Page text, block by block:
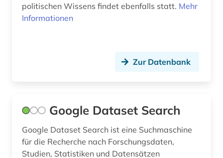
angewandte wissenschaften (1)
ansichtspostkarte (1)
antarktis (1)
anthologie (2)
Mittelamerika (6)
Nordamerika (5)
Nordrhein-Westfalen (9)
Norwegen (11)
politischen Wissens findet ebenfalls statt. Mehr
Informationen
Zur Datenbank
Google Dataset Search
Google Dataset Search ist eine Suchmaschine
für die Recherche nach Forschungsdaten,
Studien, Statistiken und Datensätzen